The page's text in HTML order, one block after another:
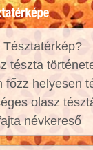
Tésztatérkép?
tészta
főzz helyesen
olasz
névkereső